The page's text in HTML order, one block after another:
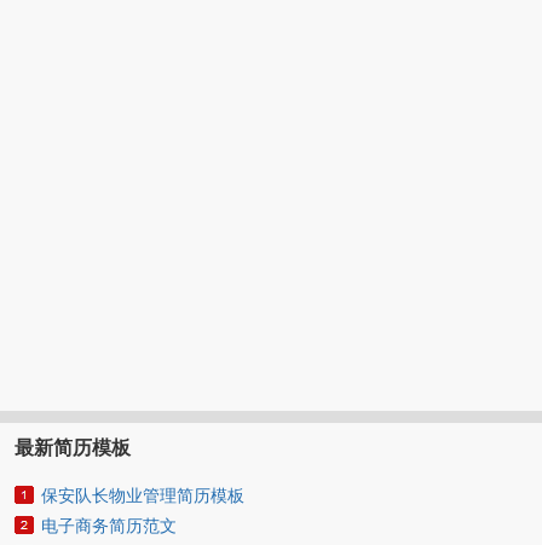
最新简历模板
保安队长物业管理简历模板
电子商务简历范文